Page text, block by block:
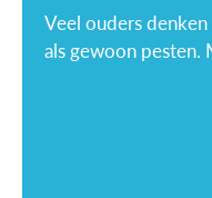
Veel ouders
als gewoon pesten.